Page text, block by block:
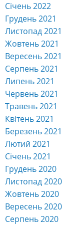
Січень 2022
Грудень 2021
Листопад 2021
Жовтень 2021
Вересень 2021
Серпень 2021
Липень 2021
Червень 2021
Травень 2021
Квітень 2021
Березень 2021
Лютий 2021
Січень 2021
Грудень 2020
Листопад 2020
Жовтень 2020
Вересень 2020
Серпень 2020